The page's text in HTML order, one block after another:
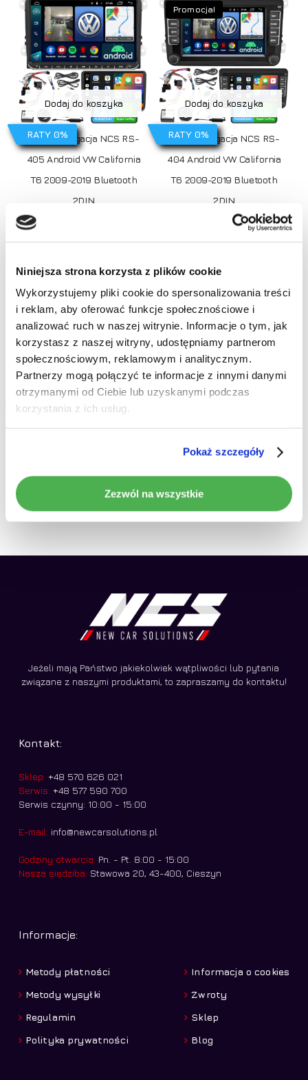
Niniejsza strona korzysta z plików cookie
Wykorzystujemy pliki cookie do spersonalizowania treści
i reklam, aby oferować funkcje społecznościowe i
analizować ruch w naszej witrynie. Informacje o tym, jak
korzystasz z naszej witryny, udostępniamy partnerom
społecznościowym, reklamowym i analitycznym.
Partnerzy mogą połączyć te informacje z innymi danymi
otrzymanymi od Ciebie lub uzyskanymi podczas
korzystania z ich usług.
Pokaż szczegóły
Zezwól na wszystkie
Brak produktów w koszyku.
Idź do sklepu
RATY 0%
Dodaj do koszyka
Radio Nawigacja NCS RS-
405 Android VW California
T6 2009-2019 Bluetooth
2DIN
Promocja!
RATY 0%
Dodaj do koszyka
Radio Nawigacja NCS RS-
404 Android VW California
T6 2009-2019 Bluetooth
2DIN
790,00zł
cena
zł
cena
Promocja!
RATY 0%
Dodaj do koszyka
Radio Nawigacja NCS P4V7
990,00złPierwotna
cena
wynosiła:
990,00 zł.
złAktualna
cena
wynosi:
890,00 zł.
Dodaj do koszyka
2015-2019 8GB LTE
1490,00zł
Jeżeli mają Państwo jakiekolwiek wątpliwości lub pytania
związane z naszymi produktami, to zapraszamy do kontaktu!
Kontakt:
Sklep: +48 570 626 021
Serwis: +48 577 590 700
Serwis czynny: 10:00 - 15:00
E-mail: info@newcarsolutions.pl
Godziny otwarcia: Pn. - Pt. 8:00 - 15:00
Nasza siedziba: Stawowa 20, 43-400, Cieszyn
Informacje:
Metody płatności
Metody wysyłki
Regulamin
Polityka prywatności
Informacja o cookies
Zwroty
Sklep
Blog